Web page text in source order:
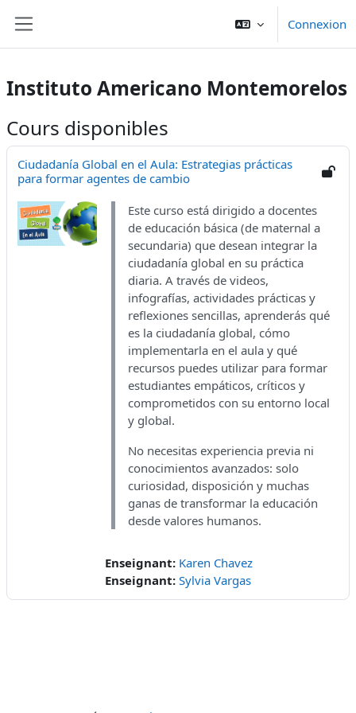
Connexion
Instituto Americano Montemorelos
Cours disponibles
Ciudadanía Global en el Aula: Estrategias prácticas
para formar agentes de cambio
Este curso está dirigido a docentes
de educación básica (de maternal a
secundaria) que desean integrar la
ciudadanía global en su práctica
diaria. A través de videos,
infografías, actividades prácticas y
reflexiones sencillas, aprenderás qué
es la ciudadanía global, cómo
implementarla en el aula y qué
recursos puedes utilizar para formar
estudiantes empáticos, críticos y
comprometidos con su entorno local
y global.
No necesitas experiencia previa ni
conocimientos avanzados: solo
curiosidad, disposición y muchas
ganas de transformar la educación
desde valores humanos.
Enseignant: Karen Chavez
Enseignant: Sylvia Vargas